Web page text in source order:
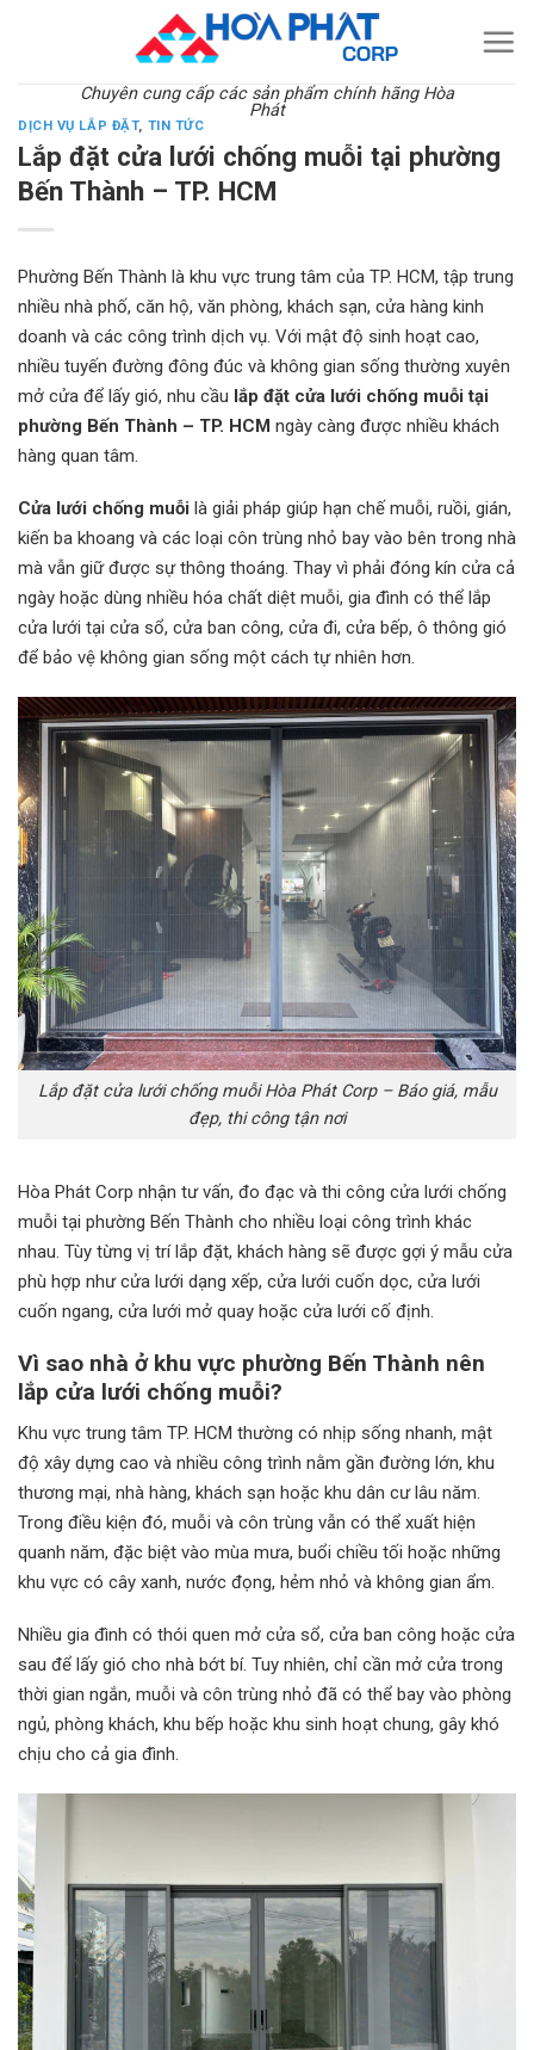
Chuyên cung cấp các sản phẩm chính hãng Hòa
Phát
DỊCH VỤ LẮP ĐẶT, TIN TỨC
Lắp đặt cửa lưới chống muỗi tại phường
Bến Thành – TP. HCM
Phường Bến Thành là khu vực trung tâm của TP. HCM, tập trung
nhiều nhà phố, căn hộ, văn phòng, khách sạn, cửa hàng kinh
doanh và các công trình dịch vụ. Với mật độ sinh hoạt cao,
nhiều tuyến đường đông đúc và không gian sống thường xuyên
mở cửa để lấy gió, nhu cầu lắp đặt cửa lưới chống muỗi tại
phường Bến Thành – TP. HCM ngày càng được nhiều khách
hàng quan tâm.
Cửa lưới chống muỗi là giải pháp giúp hạn chế muỗi, ruồi, gián,
kiến ba khoang và các loại côn trùng nhỏ bay vào bên trong nhà
mà vẫn giữ được sự thông thoáng. Thay vì phải đóng kín cửa cả
ngày hoặc dùng nhiều hóa chất diệt muỗi, gia đình có thể lắp
cửa lưới tại cửa sổ, cửa ban công, cửa đi, cửa bếp, ô thông gió
để bảo vệ không gian sống một cách tự nhiên hơn.
Lắp đặt cửa lưới chống muỗi Hòa Phát Corp – Báo giá, mẫu
đẹp, thi công tận nơi
Hòa Phát Corp nhận tư vấn, đo đạc và thi công cửa lưới chống
muỗi tại phường Bến Thành cho nhiều loại công trình khác
nhau. Tùy từng vị trí lắp đặt, khách hàng sẽ được gợi ý mẫu cửa
phù hợp như cửa lưới dạng xếp, cửa lưới cuốn dọc, cửa lưới
cuốn ngang, cửa lưới mở quay hoặc cửa lưới cố định.
Vì sao nhà ở khu vực phường Bến Thành nên
lắp cửa lưới chống muỗi?
Khu vực trung tâm TP. HCM thường có nhịp sống nhanh, mật
độ xây dựng cao và nhiều công trình nằm gần đường lớn, khu
thương mại, nhà hàng, khách sạn hoặc khu dân cư lâu năm.
Trong điều kiện đó, muỗi và côn trùng vẫn có thể xuất hiện
quanh năm, đặc biệt vào mùa mưa, buổi chiều tối hoặc những
khu vực có cây xanh, nước đọng, hẻm nhỏ và không gian ẩm.
Nhiều gia đình có thói quen mở cửa sổ, cửa ban công hoặc cửa
sau để lấy gió cho nhà bớt bí. Tuy nhiên, chỉ cần mở cửa trong
thời gian ngắn, muỗi và côn trùng nhỏ đã có thể bay vào phòng
ngủ, phòng khách, khu bếp hoặc khu sinh hoạt chung, gây khó
chịu cho cả gia đình.